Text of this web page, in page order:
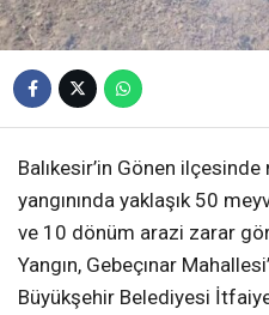
Balıkesir’in Gönen
yangınında yaklaşık 50
ve 10 dönüm arazi zarar
Yangın, Gebeçınar
Büyükşehir Belediyesi İtfaiye